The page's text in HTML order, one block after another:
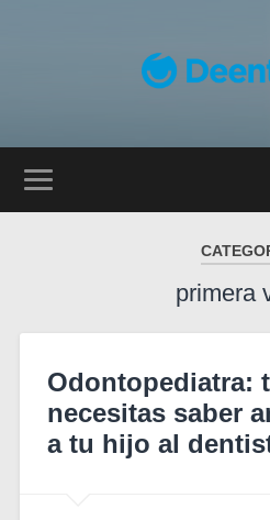
primera
Odontopediatra:
necesitas saber
a tu hijo al